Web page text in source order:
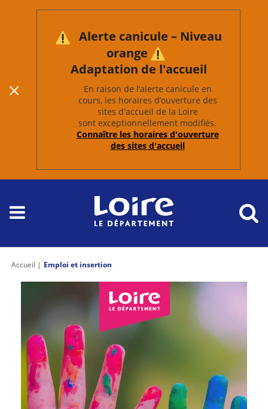
Alerte canicule – Niveau
orange
Adaptation de l'accueil
En raison de l’alerte canicule en
cours, les horaires d’ouverture des
sites d'accueil de la Loire
sont exceptionnellement modifiés.
Connaître les horaires d'ouverture
des sites d'accueil
Accueil Emploi et insertion